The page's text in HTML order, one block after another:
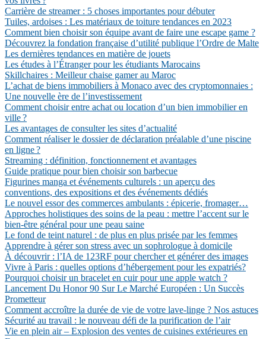
Carrière de streamer : 5 choses importantes pour débuter
Tuiles, ardoises : Les matériaux de toiture tendances en 2023
Comment bien choisir son équipe avant de faire une escape game ?
Découvrez la fondation française d’utilité publique l’Ordre de Malte
Les dernières tendances en matière de jouets
Les études à l’Étranger pour les étudiants Marocains
Skillchaires : Meilleur chaise gamer au Maroc
L’achat de biens immobiliers à Monaco avec des cryptomonnaies :
Une nouvelle ère de l’investissement
Comment choisir entre achat ou location d’un bien immobilier en
ville ?
Les avantages de consulter les sites d’actualité
Comment réaliser le dossier de déclaration préalable d’une piscine
en ligne ?
Streaming : définition, fonctionnement et avantages
Guide pratique pour bien choisir son barbecue
Figurines manga et événements culturels : un aperçu des
conventions, des expositions et des événements dédiés
Le nouvel essor des commerces ambulants : épicerie, fromager…
Approches holistiques des soins de la peau : mettre l’accent sur le
bien-être général pour une peau saine
Le fond de teint naturel : de plus en plus prisée par les femmes
Apprendre à gérer son stress avec un sophrologue à domicile
À découvrir : l’IA de 123RF pour chercher et générer des images
Vivre à Paris : quelles options d’hébergement pour les expatriés?
Pourquoi choisir un bracelet en cuir pour une apple watch ?
Lancement Du Honor 90 Sur Le Marché Européen : Un Succès
Prometteur
Comment accroître la durée de vie de votre lave-linge ? Nos astuces
Sécurité au travail : le nouveau défi de la purification de l’air
Vie en plein air – Explosion des ventes de cuisines extérieures en